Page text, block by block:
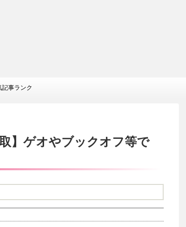
記事ランク
】ゲオやブックオフ等で